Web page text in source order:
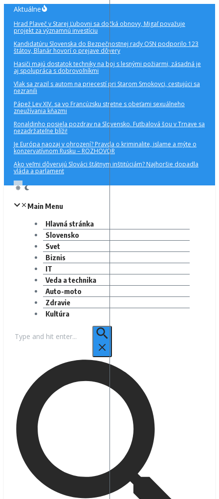
Preskočiť
obsah
Aktuálne
Hrad Plaveč v Starej Ľubovni sa dočká obnovy, Migaľ považuje
projekt za významnú investíciu
Kandidatúru Slovenska do Bezpečnostnej rady OSN podporilo 123
štátov, Blanár hovorí o prejave dôvery
Hasiči majú dostatok techniky na boj s lesnými požiarmi, zásadná je
aj spolupráca s dobrovoľníkmi
Vlak sa zrazil s autom na priecestí pri Starom Smokovci, cestujúci sa
nezranili
Pápež Lev XIV. sa vo Francúzsku stretne s obeťami sexuálneho
zneužívania kňazmi
Ronaldinho posiela pozdrav na Slovensko. Futbalová šou v Trnave sa
nezadržateľne blíži!
Je Európa naozaj v ohrození? Pravda o kriminalite, islame a mýte o
konzervatívnom Rusku – ROZHOVOR
Ako veľmi dôverujú Slováci štátnym inštitúciám? Najhoršie dopadla
vláda a parlament
Main Menu
Hlavná stránka
Slovensko
Svet
Biznis
IT
Veda a technika
Auto-moto
Zdravie
Kultúra